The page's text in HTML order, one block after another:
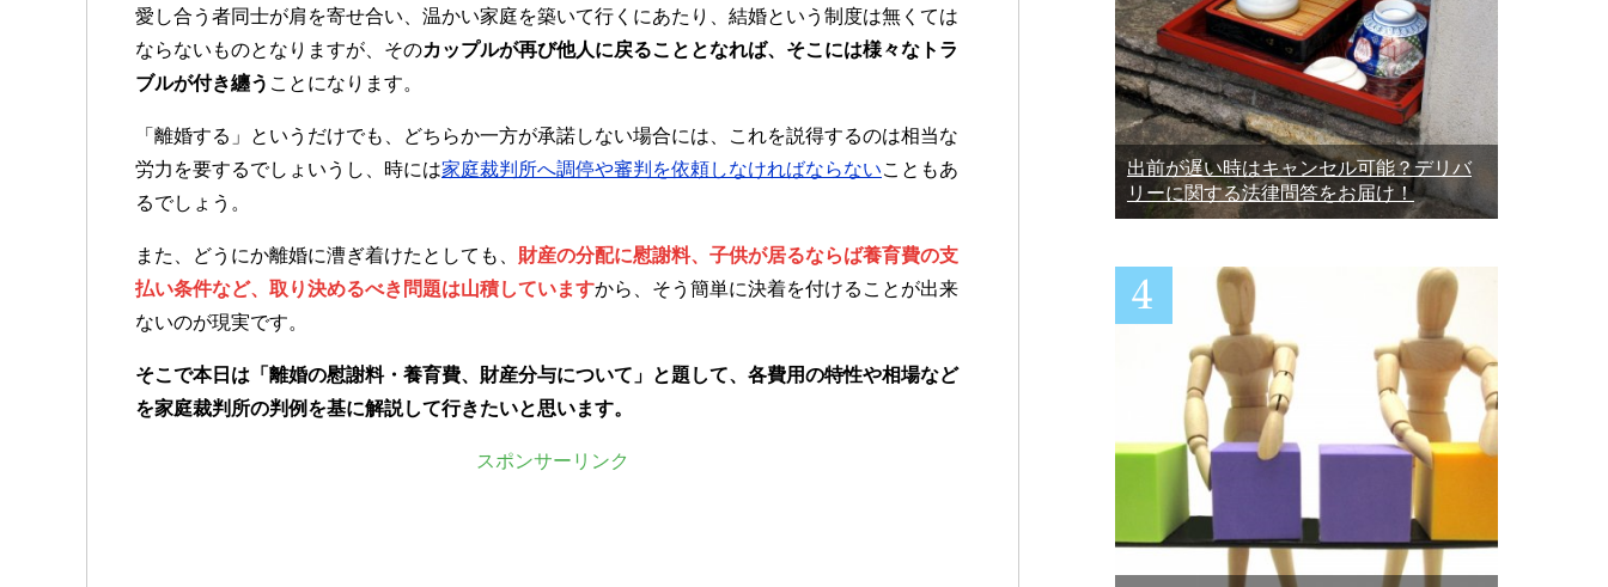
愛し合う者同士が肩を寄せ合い、温かい家庭を築いて行くにあたり、結婚という制度は無くては
ならないものとなりますが、そのカップルが再び他人に戻ることとなれば、そこには様々なトラ
ブルが付き纏う ことになります。
「離婚する」というだけでも、どちらか一方が承諾しない場合には、これを説得するのは相当な
労力を要するでしょいうし、時には家庭裁判所へ調停や審判を依頼しなければならないこともあ
るでしょう。
また、どうにか離婚に漕ぎ着けたとしても、 財産の分配に慰謝料、子供が居るならば養育費の支
払い条件など、取り決めるべき問題は山積していますから、そう簡単に決着を付けることが出来
ないのが現実です。
そこで本日は「 離婚の慰謝料・養育費、財産分与について」と題して、各費用の特性や相場など
を家庭裁判所の判例を基に解説して行きたいと思います。
スポンサーリンク
出前が遅い時はキャンセル可能？デリバ
リーに関する法律問答をお届け！